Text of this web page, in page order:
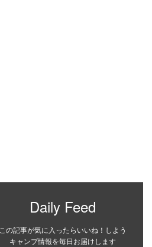
Daily Feed
この記事が気に入ったらいいね！しよう
キャンプ情報を毎日お届けします